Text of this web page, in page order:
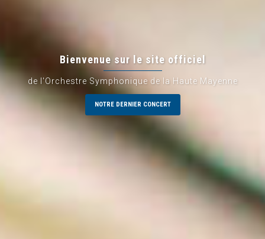
Bienvenue sur le site officiel
de l'Orchestre Symphonique de la Haute Mayenne
NOTRE DERNIER CONCERT